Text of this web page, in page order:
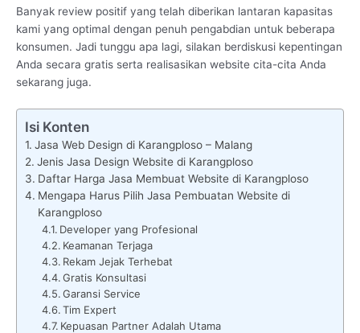
Banyak review positif yang telah diberikan lantaran kapasitas
kami yang optimal dengan penuh pengabdian untuk beberapa
konsumen. Jadi tunggu apa lagi, silakan berdiskusi kepentingan
Anda secara gratis serta realisasikan website cita-cita Anda
sekarang juga.
Isi Konten
Jasa Web Design di Karangploso – Malang
Jenis Jasa Design Website di Karangploso
Daftar Harga Jasa Membuat Website di Karangploso
Mengapa Harus Pilih Jasa Pembuatan Website di
Karangploso
Developer yang Profesional
Keamanan Terjaga
Rekam Jejak Terhebat
Gratis Konsultasi
Garansi Service
Tim Expert
Kepuasan Partner Adalah Utama